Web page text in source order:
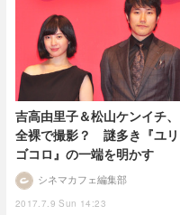
吉高由里子＆松山ケンイチ、
全裸で撮影？ 謎多き『ユリ
ゴコロ』の一端を明かす
2017.7.9 Sun 14:23
シネマカフェ編集部